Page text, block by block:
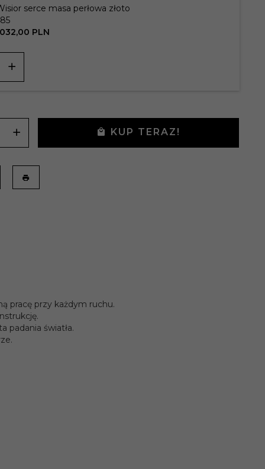
serce masa perłowa złoto
00 PLN
KUP TERAZ!
pracę przy każdym ruchu.
padania światła.